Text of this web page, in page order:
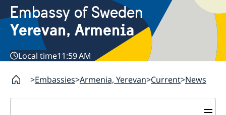
Embassy of Sweden
Yerevan, Armenia
Local time11:59 AM
Embassies Armenia, Yerevan Current News